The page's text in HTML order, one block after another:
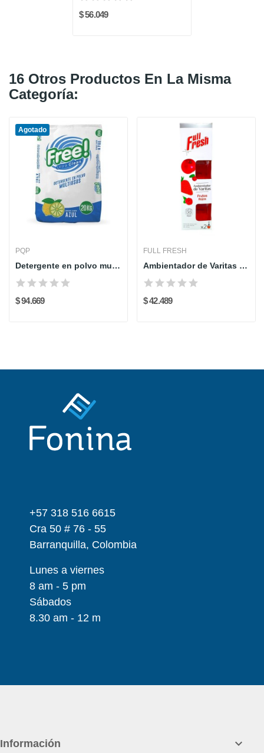
$ 56.049
16 Otros Productos En La Misma
Categoría:
Agotado
PQP
Detergente en polvo multiusos PQP Free - 20 kg
$ 94.669
FULL FRESH
Ambientador de Varitas x2 - FULL FRESH
$ 42.489
+57 318 516 6615
Cra 50 # 76 - 55
Barranquilla, Colombia
Lunes a viernes
8 am - 5 pm
Sábados
8.30 am - 12 m
Información 